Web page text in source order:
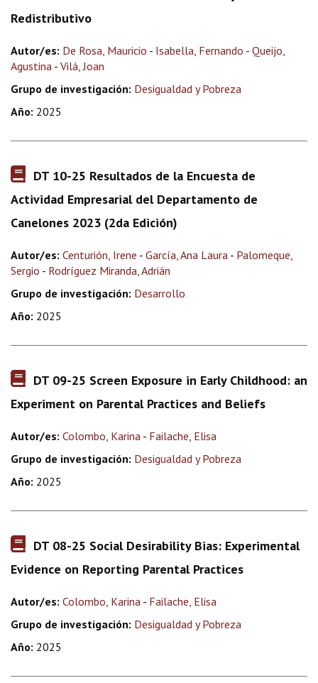
Redistributivo
Autor/es: De Rosa, Mauricio - Isabella, Fernando - Queijo,
Agustina - Vilá, Joan
Grupo de investigación: Desigualdad y Pobreza
Año: 2025
DT 10-25 Resultados de la Encuesta de
Actividad Empresarial del Departamento de
Canelones 2023 (2da Edición)
Autor/es: Centurión, Irene - García, Ana Laura - Palomeque,
Sergio - Rodríguez Miranda, Adrián
Grupo de investigación: Desarrollo
Año: 2025
DT 09-25 Screen Exposure in Early Childhood: an
Experiment on Parental Practices and Beliefs
Autor/es: Colombo, Karina - Failache, Elisa
Grupo de investigación: Desigualdad y Pobreza
Año: 2025
DT 08-25 Social Desirability Bias: Experimental
Evidence on Reporting Parental Practices
Autor/es: Colombo, Karina - Failache, Elisa
Grupo de investigación: Desigualdad y Pobreza
Año: 2025